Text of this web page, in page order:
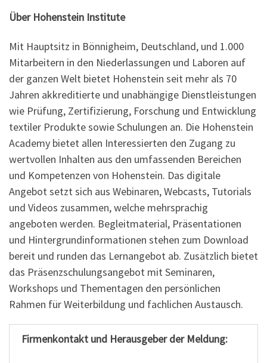
Über Hohenstein Institute
Mit Hauptsitz in Bönnigheim, Deutschland, und 1.000
Mitarbeitern in den Niederlassungen und Laboren auf
der ganzen Welt bietet Hohenstein seit mehr als 70
Jahren akkreditierte und unabhängige Dienstleistungen
wie Prüfung, Zertifizierung, Forschung und Entwicklung
textiler Produkte sowie Schulungen an. Die Hohenstein
Academy bietet allen Interessierten den Zugang zu
wertvollen Inhalten aus den umfassenden Bereichen
und Kompetenzen von Hohenstein. Das digitale
Angebot setzt sich aus Webinaren, Webcasts, Tutorials
und Videos zusammen, welche mehrsprachig
angeboten werden. Begleitmaterial, Präsentationen
und Hintergrundinformationen stehen zum Download
bereit und runden das Lernangebot ab. Zusätzlich bietet
das Präsenzschulungsangebot mit Seminaren,
Workshops und Thementagen den persönlichen
Rahmen für Weiterbildung und fachlichen Austausch.
Firmenkontakt und Herausgeber der Meldung: